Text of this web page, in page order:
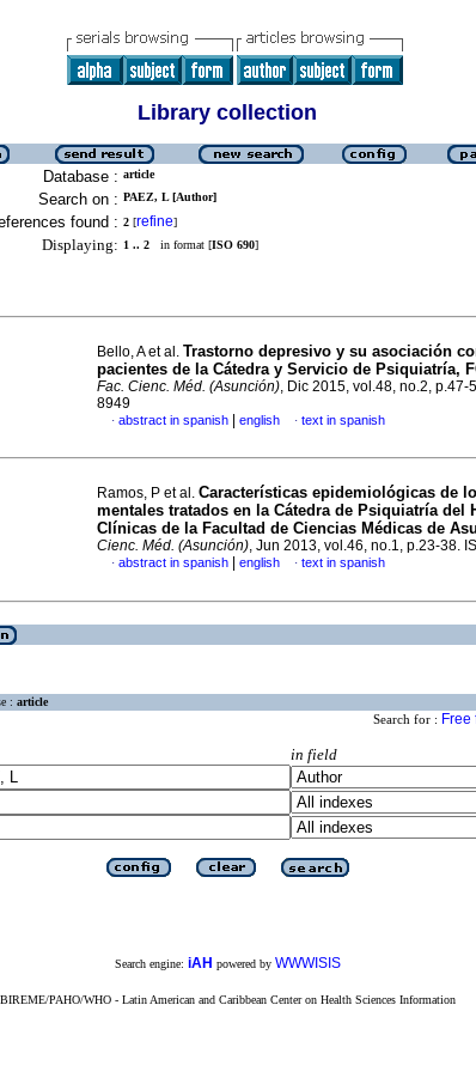
Library collection
Database : article
Search on : PAEZ, L [Author]
found : 2 [refine]
Displaying: 1 .. 2 in format [ISO 690]
Bello, A et al. Trastorno depresivo y su asociación
pacientes de la Cátedra y Servicio de Psiquiatría,
Fac. Cienc. Méd. (Asunción), Dic 2015, vol.48, no.2, p.47-
8949
· abstract in spanish english · text in spanish
Ramos, P et al. Características epidemiológicas de
mentales tratados en la Cátedra de Psiquiatría del
Clínicas de la Facultad de Ciencias Médicas de
Cienc. Méd. (Asunción), Jun 2013, vol.46, no.1, p.23-38.
· abstract in spanish english · text in spanish
: article
Search for : Free
in field
Search engine: iAH powered by WWWISIS
BIREME/PAHO/WHO - Latin American and Caribbean Center on Health Sciences Information